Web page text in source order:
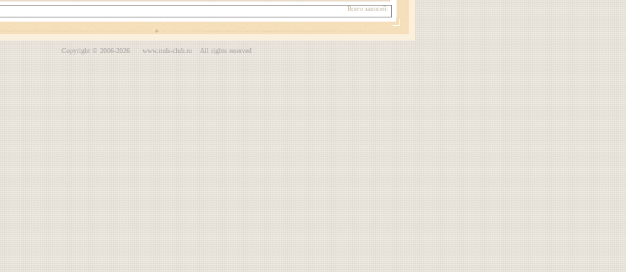
Всего записей:
Copyright © 2006-2026 www.mds-club.ru All rights reserved